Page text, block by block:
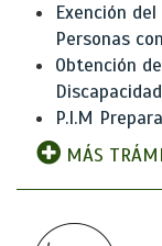
Exención
Personas
Obtención
Discapacidad
P.I.M
MÁS